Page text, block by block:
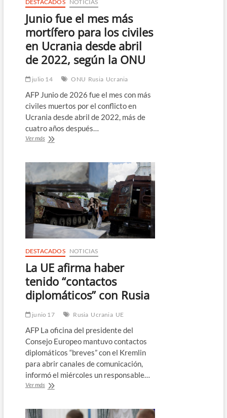
DESTACADOS NOTICIAS
Junio fue el mes más
mortífero para los civiles
en Ucrania desde abril
de 2022, según la ONU
julio 14 ONU Rusia Ucrania
AFP Junio de 2026 fue el mes con más
civiles muertos por el conflicto en
Ucrania desde abril de 2022, más de
cuatro años después…
Ver másJunio
mes
mortífero
para
los
civiles
en
Ucrania
desde
de
2022,
la
ONU
DESTACADOS NOTICIAS
La UE afirma haber
tenido “contactos
diplomáticos” con Rusia
junio 17 Rusia Ucrania UE
AFP La oficina del presidente del
Consejo Europeo mantuvo contactos
diplomáticos “breves” con el Kremlin
para abrir canales de comunicación,
informó el miércoles un responsable…
Ver másLa
haber